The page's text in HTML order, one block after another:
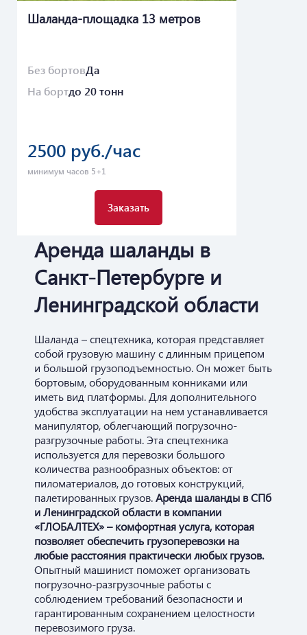
Шаланда-площадка 13 метров
Без бортовДа
На бортдо 20 тонн
2500 руб./час
минимум часов 5+1
Заказать
Аренда шаланды в
Санкт-Петербурге и
Ленинградской области
Шаланда – спецтехника, которая представляет
собой грузовую машину с длинным прицепом
и большой грузоподъемностью. Он может быть
бортовым, оборудованным конниками или
иметь вид платформы. Для дополнительного
удобства эксплуатации на нем устанавливается
манипулятор, облегчающий погрузочно-
разгрузочные работы. Эта спецтехника
используется для перевозки большого
количества разнообразных объектов: от
пиломатериалов, до готовых конструкций,
палетированных грузов.Аренда шаланды в СПб
и Ленинградской области в компании
«ГЛОБАЛТЕХ» – комфортная услуга, которая
позволяет обеспечить грузоперевозки на
любые расстояния практически любых грузов.
Опытный машинист поможет организовать
погрузочно-разгрузочные работы с
соблюдением требований безопасности и
гарантированным сохранением целостности
перевозимого груза.